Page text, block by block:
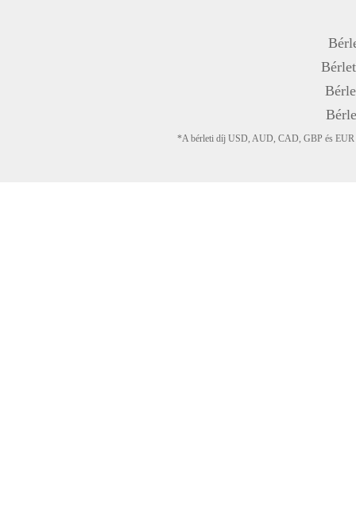
*A bérleti díj USD, AUD, CAD, GBP és EUR